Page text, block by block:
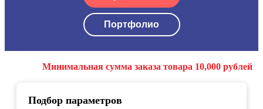
Портфолио
Минимальная сумма заказа товара 10,000 рублей
Подбор параметров